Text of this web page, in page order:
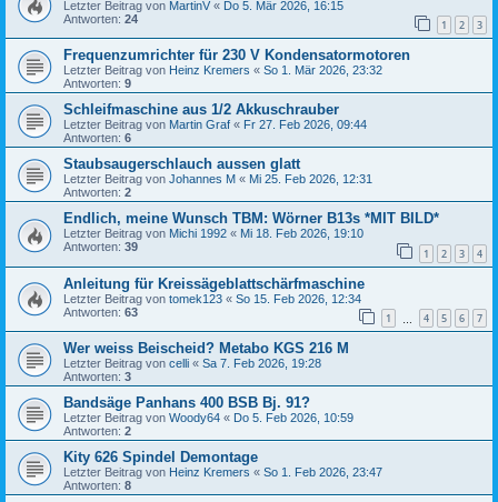
Letzter Beitrag von MartinV « Do 5. Mär 2026, 16:15
Antworten: 24 1 2 3
Frequenzumrichter für 230 V Kondensatormotoren
Letzter Beitrag von Heinz Kremers « So 1. Mär 2026, 23:32
Antworten: 9
Schleifmaschine aus 1/2 Akkuschrauber
Letzter Beitrag von Martin Graf « Fr 27. Feb 2026, 09:44
Antworten: 6
Staubsaugerschlauch aussen glatt
Letzter Beitrag von Johannes M « Mi 25. Feb 2026, 12:31
Antworten: 2
Endlich, meine Wunsch TBM: Wörner B13s *MIT BILD*
Letzter Beitrag von Michi 1992 « Mi 18. Feb 2026, 19:10
Antworten: 39 1 2 3 4
Anleitung für Kreissägeblattschärfmaschine
Letzter Beitrag von tomek123 « So 15. Feb 2026, 12:34
Antworten: 63 1 4 5 6 7
Wer weiss Beischeid? Metabo KGS 216 M
Letzter Beitrag von celli « Sa 7. Feb 2026, 19:28
Antworten: 3
Bandsäge Panhans 400 BSB Bj. 91?
Letzter Beitrag von Woody64 « Do 5. Feb 2026, 10:59
Antworten: 2
Kity 626 Spindel Demontage
Letzter Beitrag von Heinz Kremers « So 1. Feb 2026, 23:47
Antworten: 8